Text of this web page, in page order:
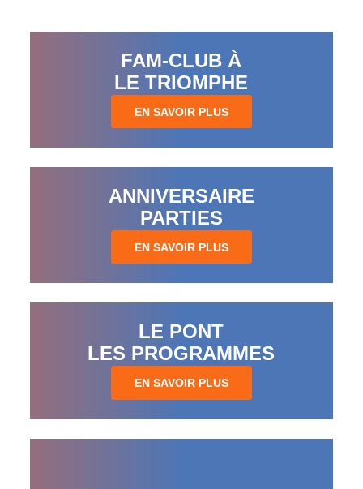
FAM-CLUB À
LE TRIOMPHE
EN SAVOIR PLUS
ANNIVERSAIRE
PARTIES
EN SAVOIR PLUS
LE PONT
LES PROGRAMMES
EN SAVOIR PLUS